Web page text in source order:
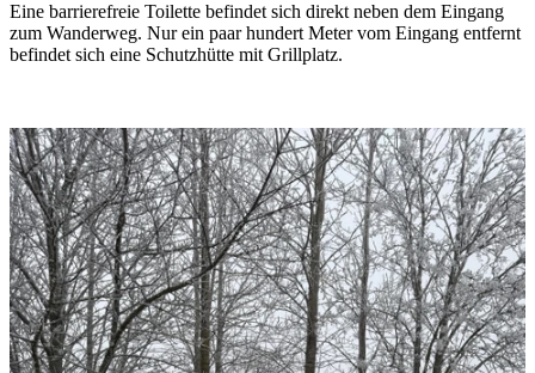
Eine barrierefreie Toilette befindet sich direkt neben dem Eingang
zum Wanderweg. Nur ein paar hundert Meter vom Eingang entfernt
befindet sich eine Schutzhütte mit Grillplatz.
Bildergalerie